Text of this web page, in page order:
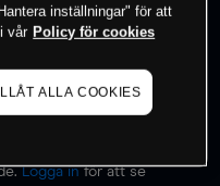
Logga inför att se
inställningar" för att
vår Policy för cookies
ALLA COOKIES